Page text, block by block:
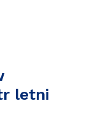
letni